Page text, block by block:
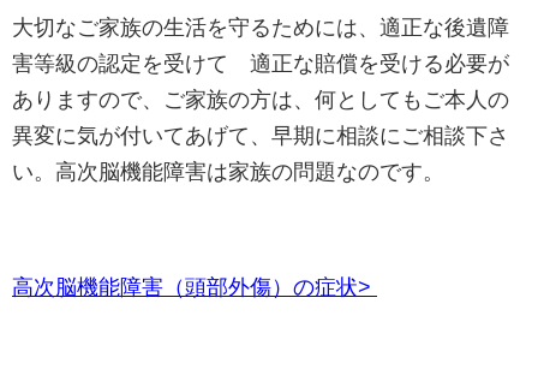
大切なご家族の生活を守るためには、適正な後遺障
害等級の認定を受けて 適正な賠償を受ける必要が
ありますので、ご家族の方は、何としてもご本人の
異変に気が付いてあげて、早期に相談にご相談下さ
い。高次脳機能障害は家族の問題なのです。
高次脳機能障害（頭部外傷）の症状>